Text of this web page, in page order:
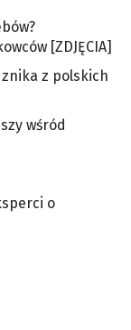
[ZDJĘCIA]
z polskich
wśród
o